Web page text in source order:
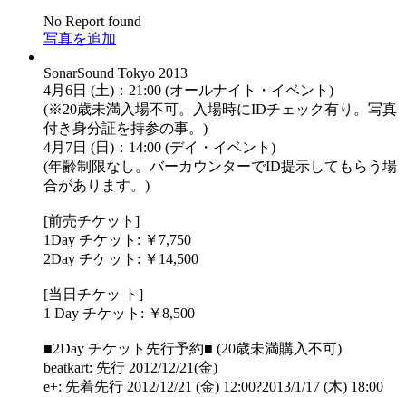
No Report found
写真を追加
SonarSound Tokyo 2013
4月6日 (土)：21:00 (オールナイト・イベント)
(※20歳未満入場不可。入場時にIDチェック有り。写真
付き身分証を持参の事。)
4月7日 (日)：14:00 (デイ・イベント)
(年齢制限なし。バーカウンターでID提示してもらう場
合があります。)
[前売チケット]
1Day チケット: ￥7,750
2Day チケット: ￥14,500
[当日チケッ ト]
1 Day チケット: ￥8,500
■2Day チケット先行予約■ (20歳未満購入不可)
beatkart: 先行 2012/12/21(金)
e+: 先着先行 2012/12/21 (金) 12:00?2013/1/17 (木) 18:00